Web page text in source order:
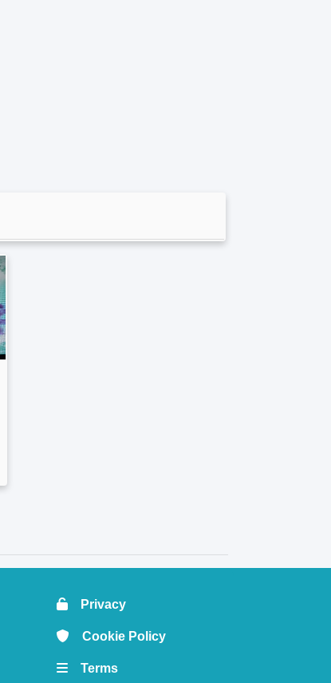
Privacy
Cookie Policy
Terms